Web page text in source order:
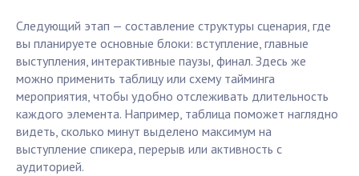
Следующий этап — составление структуры сценария, где
вы планируете основные блоки: вступление, главные
выступления, интерактивные паузы, финал. Здесь же
можно применить таблицу или схему тайминга
мероприятия, чтобы удобно отслеживать длительность
каждого элемента. Например, таблица поможет наглядно
видеть, сколько минут выделено максимум на
выступление спикера, перерыв или активность с
аудиторией.